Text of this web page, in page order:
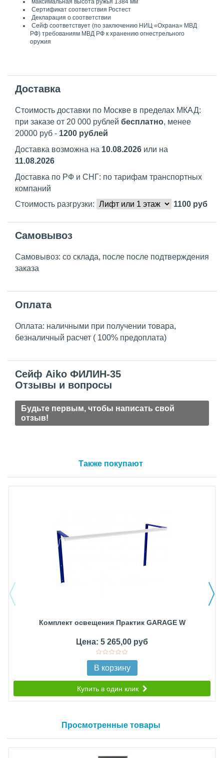
максимальная высота ружья 1384 мм
Сертификат соответствия Ростест
Декларация о соответствии
Cейф соответствует (по заключению НИЦ «Охрана» МВД
РФ) требованиям МВД РФ к хранению огнестрельного
оружия
Доставка
Стоимость доставки по Москве в пределах МКАД:
при заказе от 20 000 рублей бесплатно, менее
20000 руб - 1200 рублей
Доставка возможна на 10.08.2026 или на
11.08.2026
Доставка по РФ и СНГ: по тарифам транспортных
компаний
Стоимость разгрузки:
1100 руб
Самовывоз
Самовывоз: со склада, после после подтверждения
заказа
Оплата
Оплата: наличными при получении товара,
безналичный расчет ( 100% предоплата)
Сейф Aiko ФИЛИН-35
Отзывы и вопросы
Будьте первым, чтобы написать свой
отзыв!
Также покупают
Комплект освещения Практик GARAGE W
Цена: 5 265,00 руб
В корзину
Купить в один клик
Просмотренные товары